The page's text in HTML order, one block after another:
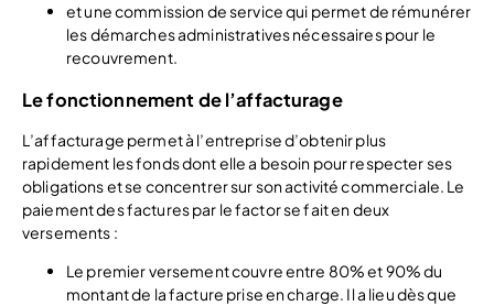
et une commission de service qui permet de rémunérer
les démarches administratives nécessaires pour le
recouvrement.
Le fonctionnement de l’affacturage
L’affacturage permet à l’entreprise d’obtenir plus
rapidement les fonds dont elle a besoin pour respecter ses
obligations et se concentrer sur son activité commerciale. Le
paiement des factures par le factor se fait en deux
versements :
Le premier versement couvre entre 80% et 90% du
montant de la facture prise en charge. Il a lieu dès que